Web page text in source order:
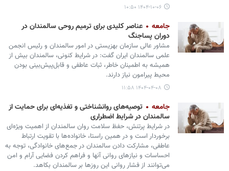
۱۴۰۴-۱۰-۰۶ ۱۰:۵۰
جامعه
عناصر کلیدی برای ترمیم روحی سالمندان در
دوران پساجنگ
مشاور عالی سازمان بهزیستی در امور سالمندان و رئیس انجمن
علمی سالمندان ایران گفت: در شرایط کنونی، سالمندان بیش از
همیشه به اطمینان خاطر، ثبات عاطفی و قابل‌پیش‌بینی بودن
محیط پیرامون نیاز دارند.
۱۴۰۴-۰۴-۰۸ ۱۱:۵۸
جامعه
توصیه‌های روانشناختی و تغذیه‌ای برای حمایت از
سالمندان در شرایط اضطراری
در شرایط پرتنش، حفظ سلامت روان سالمندان از اهمیت ویژه‌ای
برخوردار است و در همین راستا، خانواده‌ها با تقویت ارتباط
عاطفی، مشارکت دادن سالمندان در جمع‌های خانوادگی، توجه به
احساسات و نیازهای روانی آنها و فراهم کردن فضایی آرام و امن
می‌توانند از فشار روانی این روزها بر سالمندان بکاهد.